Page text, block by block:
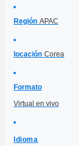
Región APAC
locación Corea
Formato
Virtual en vivo
Idioma